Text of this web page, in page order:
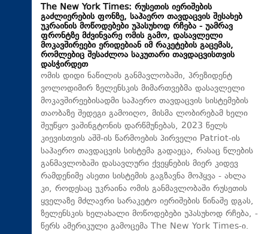
The New York Times: რუსეთის იერიშების
გაძლიერების ფონზე, საჰაერო თავდაცვის შესახებ
უკრაინის მოწოდებები უპასუხოდ რჩება - უამრავ
ფრონტზე მძვინვარე ომის გამო, დასავლელი
მოკავშირეები ერიდებიან იმ რაკეტების გაცემას,
რომლებიც შესაძლოა საკუთარი თავდაცვისთვის
დასჭირდეთ
ომის დიდი ნაწილის განმავლობაში, პრეზიდენტ
ვოლოდიმირ ზელენსკის მიმართვებმა დასავლელი
მოკავშირეებისადმი საჰაერო თავდაცვის სისტემების
თაობაზე შედეგი გამოიღო, მისმა ლობირებამ ხელი
შეუწყო ვაშინგტონის დარწმუნებას, 2023 წელს
კიევისთვის აშშ-ის წარმოების პირველი Patriot-ის
საჰაერო თავდაცვის სისტემა გადაეცა, რასაც წლების
განმავლობაში დასავლური ქვეყნების მიერ კიდევ
რამდენიმე ასეთი სისტემის გაგზავნა მოჰყვა - ახლა
კი, როდესაც უკრაინა ომის განმავლობაში რუსეთის
ყველაზე მძლავრი სარაკეტო იერიშების წინაშე დგას,
ზელენსკის ხელახალი მოწოდებები უპასუხოდ რჩება, -
წერს ამერიკული გამოცემა The New York Times-ი.